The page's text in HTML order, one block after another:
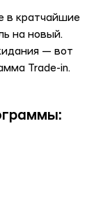
в кратчайшие
на новый.
— вот
Trade-in.